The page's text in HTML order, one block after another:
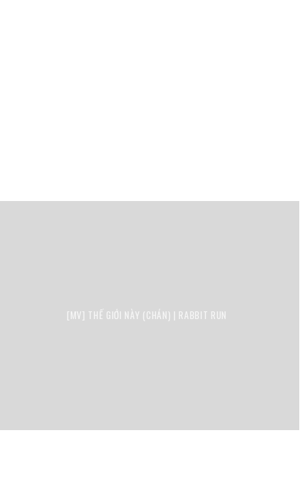
[MV] THẾ GIỚI NÀY (CHÁN) | RABBIT RUN